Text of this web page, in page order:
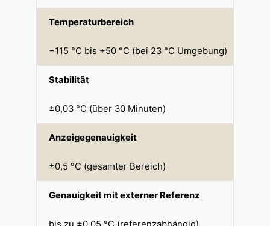
Temperaturbereich
−115 °C bis +50 °C (bei 23 °C Umgebung)
Stabilität
±0,03 °C (über 30 Minuten)
Anzeigegenauigkeit
±0,5 °C (gesamter Bereich)
Genauigkeit mit externer Referenz